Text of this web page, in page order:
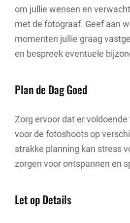
om jullie wensen en
met de fotograaf. Geef aan
momenten jullie graag
en bespreek eventuele
Plan de Dag Goed
Zorg ervoor dat er
voor de fotoshoots op
strakke planning kan stress
zorgen voor ontspannen en
Let op Details